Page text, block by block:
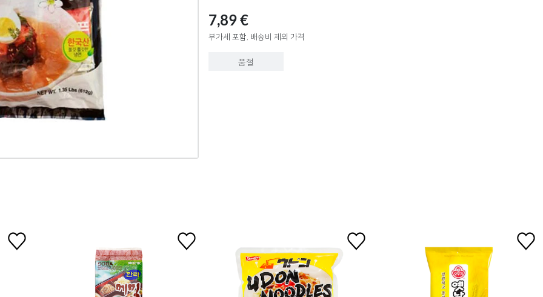
7,89 €
부가세 포함, 배송비 제외 가격
품절